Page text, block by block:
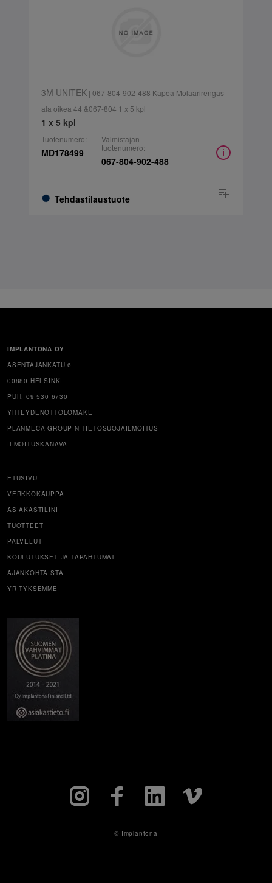
3M UNITEK| 067-804-902-488 Kapea Molaarirengas
ala oikea 44 &067-804 1 x 5 kpl
1 x 5 kpl
Tuotenumero:
MD178499
Tehdastilaustuote
Valmistajan
tuotenumero:
067-804-902-488
IMPLANTONA OY
ASENTAJANKATU 6
00880 HELSINKI
PUH. 09 530 6730
YHTEYDENOTTOLOMAKE
PLANMECA GROUPIN TIETOSUOJAILMOITUS
ILMOITUSKANAVA
ETUSIVU
VERKKOKAUPPA
ASIAKASTILINI
TUOTTEET
PALVELUT
KOULUTUKSET JA TAPAHTUMAT
AJANKOHTAISTA
YRITYKSEMME
© Implantona